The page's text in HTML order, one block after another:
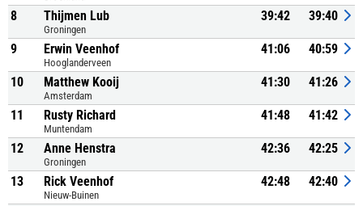
8 Thijmen Lub
Groningen
39:42 39:40
9 Erwin Veenhof
Hooglanderveen
41:06 40:59
10 Matthew Kooij
Amsterdam
41:30 41:26
11 Rusty Richard
Muntendam
41:48 41:42
12 Anne Henstra
Groningen
42:36 42:25
13 Rick Veenhof
Nieuw-Buinen
42:48 42:40